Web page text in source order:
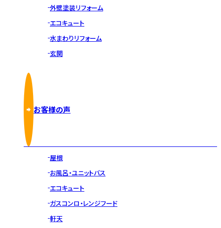
外壁塗装リフォーム
エコキュート
水まわりリフォーム
玄関
お客様の声
屋根
お風呂・ユニットバス
エコキュート
ガスコンロ・レンジフード
軒天